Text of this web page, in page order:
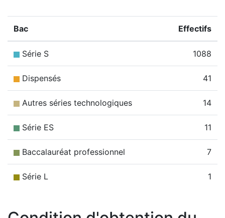
Bac Effectifs
Série S 1088
Dispensés 41
Autres séries technologiques 14
Série ES 11
Baccalauréat professionnel 7
Série L 1